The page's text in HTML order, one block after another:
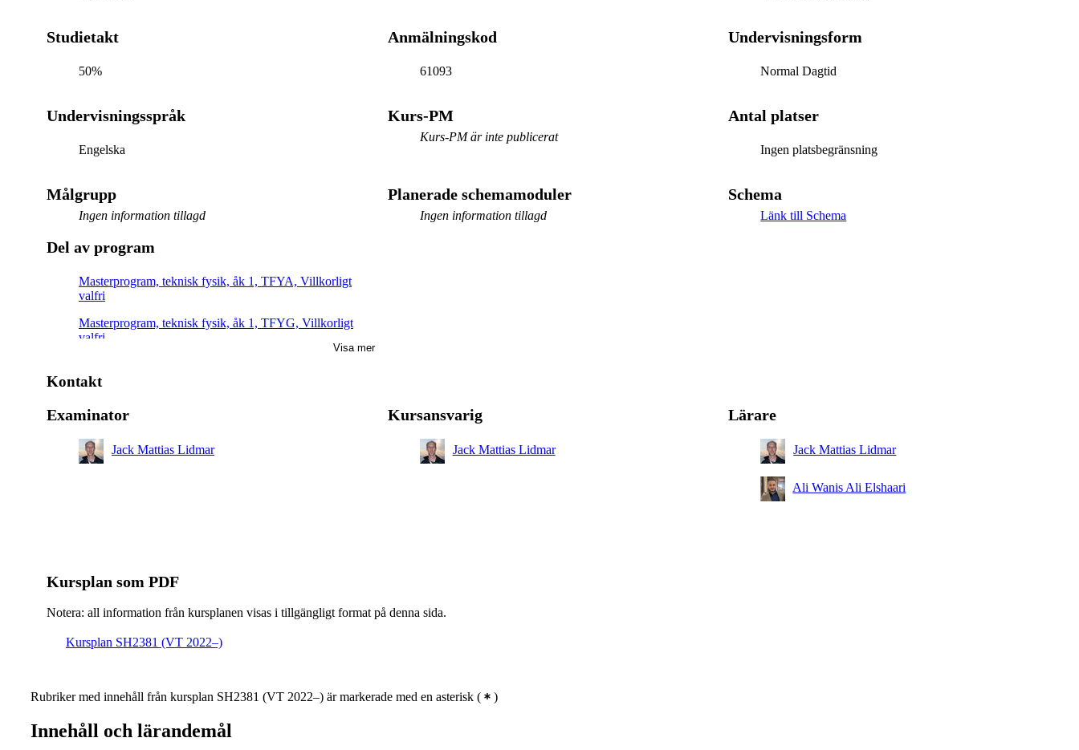
Studietakt
50%
Anmälningskod
61093
Undervisningsform
Normal Dagtid
Undervisningsspråk
Engelska
Kurs-PM
Kurs-PM är inte publicerat
Antal platser
Ingen platsbegränsning
Målgrupp
Ingen information tillagd
Planerade schemamoduler
Ingen information tillagd
Schema
Länk till Schema
Del av program
Masterprogram, teknisk fysik, åk 1, TFYA, Villkorligt
valfri
Masterprogram, teknisk fysik, åk 1, TFYG, Villkorligt
valfri
Visa mer
Kontakt
Examinator
Jack Mattias Lidmar
Kursansvarig
Jack Mattias Lidmar
Lärare
Jack Mattias Lidmar
Ali Wanis Ali Elshaari
Kursplan som PDF
Notera: all information från kursplanen visas i tillgängligt format på denna sida.
Kursplan SH2381 (VT 2022–)
Rubriker med innehåll från kursplan SH2381 (VT 2022–) är markerade med en asterisk ( )
Innehåll och lärandemål